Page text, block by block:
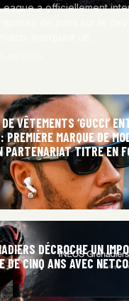
a officiellement
VÊTEMENTS ‘GUCCI’
PREMIÈRE MARQUE DE
PARTENARIAT TITRE EN
DÉCROCHE UN
DE CINQ ANS AVEC